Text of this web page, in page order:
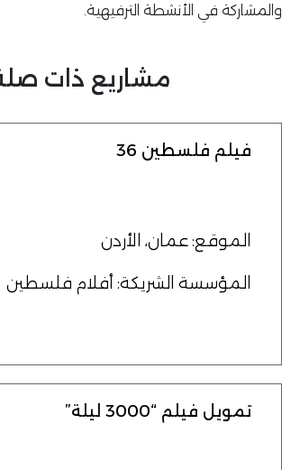
في الأنشطة الترفيهية.
مشاريع ذات صلة
فيلم فلسطين 36
الموقع: عمان، الأردن
المؤسسة الشريكة: أفلام فلسطين
تمويل فيلم “3000 ليلة”